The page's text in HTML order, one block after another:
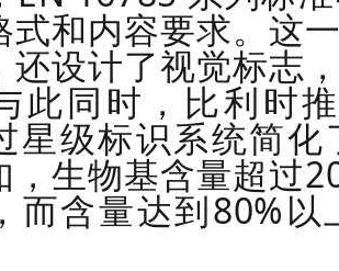
式和内容要求。这
还设计了视觉标志
此同时，比利时
星级标识系统简
，生物基含量超过
而含量达到80%